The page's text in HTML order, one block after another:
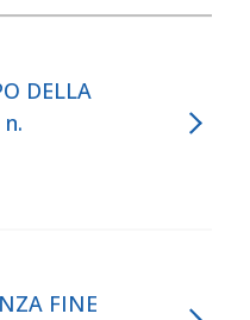
DELLA
FINE